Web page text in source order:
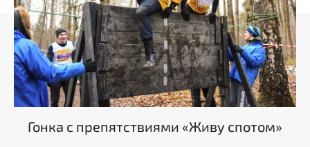
Гонка с препятствиями «Живу спотом»